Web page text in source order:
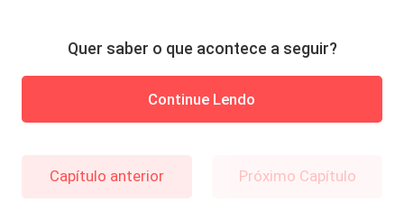
Quer saber o que acontece a seguir?
Continue Lendo
Capítulo anterior Próximo Capítulo